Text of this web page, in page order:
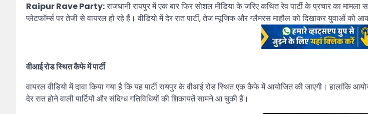
Raipur Rave Party:राजधानी रायपुर में एक बार फिर सोशल मीडिया के जरिए कथित रेव पार्टी के प्रचार का
प्लेटफॉर्म्स पर तेजी से वायरल हो रहे हैं। वीडियो में देर रात पार्टी, तेज म्यूजिक और ग्लैमरस माहौल को दिखाकर युवाओं को
वीआई रोड स्थित कैफे में पार्टी
वायरल वीडियो में दावा किया गया है कि यह पार्टी रायपुर के वीआई रोड स्थित एक कैफे में आयोजित की जाएगी।
देर रात होने वाली पार्टियों और संदिग्ध गतिविधियों की शिकायतें सामने आ चुकी हैं।